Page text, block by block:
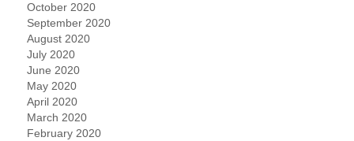
October 2020
September 2020
August 2020
July 2020
June 2020
May 2020
April 2020
March 2020
February 2020